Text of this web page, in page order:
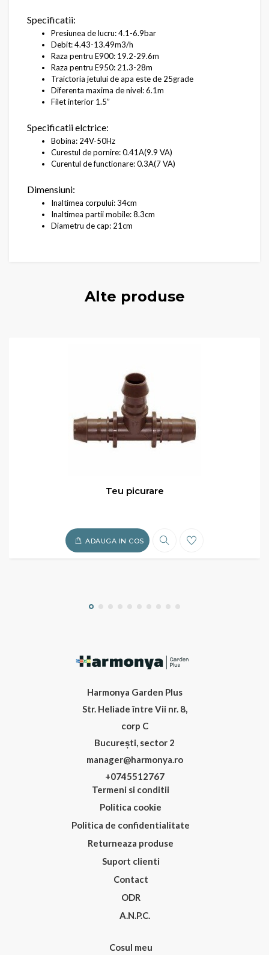
Specificatii:
Presiunea de lucru: 4.1-6.9bar
Debit: 4.43-13.49m3/h
Raza pentru E900: 19.2-29.6m
Raza pentru E950: 21.3-28m
Traictoria jetului de apa este de 25grade
Diferenta maxima de nivel: 6.1m
Filet interior 1.5”
Specificatii elctrice:
Bobina: 24V-50Hz
Curestul de pornire: 0.41A(9.9 VA)
Curentul de functionare: 0.3A(7 VA)
Dimensiuni:
Inaltimea corpului: 34cm
Inaltimea partii mobile: 8.3cm
Diametru de cap: 21cm
Alte produse
Teu picurare
ADAUGA IN COS
Harmonya Garden Plus
Str. Heliade între Vii nr. 8,
corp C
București, sector 2
manager@harmonya.ro
+0745512767
Termeni si conditii
Politica cookie
Politica de confidentialitate
Returneaza produse
Suport clienti
Contact
ODR
A.N.P.C.
Cosul meu